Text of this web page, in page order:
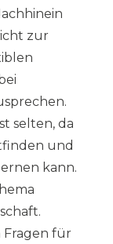
zur
selten, da
und
kann.
Fragen für